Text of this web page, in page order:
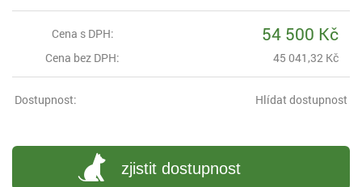
Cena s DPH: 54 500 Kč
Cena bez DPH: 45 041,32 Kč
Dostupnost: Hlídat dostupnost
zjistit dostupnost